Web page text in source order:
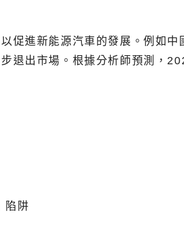
促進新能源汽車的發展。例如
退出市場。根據分析師預測，
陷阱